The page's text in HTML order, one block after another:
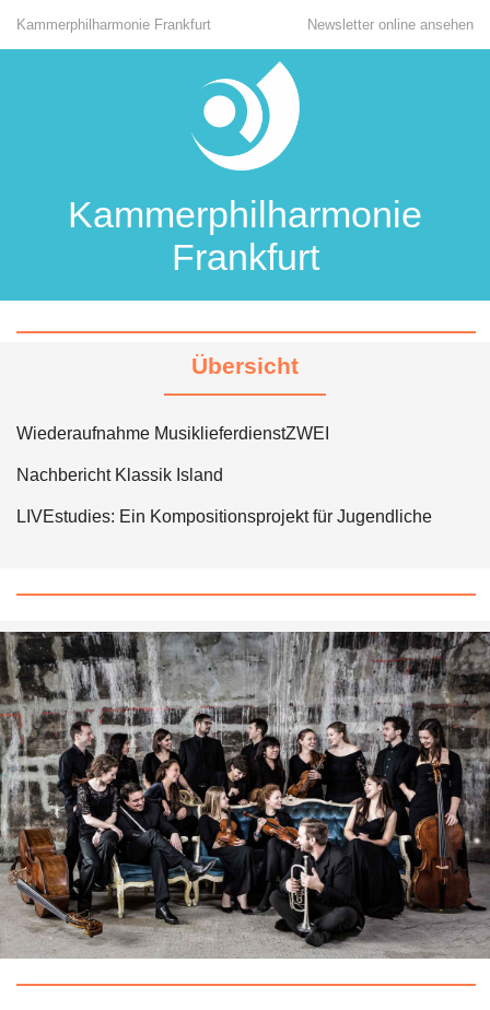
Kammerphilharmonie Frankfurt Newsletter online ansehen
Kammerphilharmonie
Frankfurt
Übersicht
Wiederaufnahme MusiklieferdienstZWEI
Nachbericht Klassik Island
LIVEstudies: Ein Kompositionsprojekt für Jugendliche